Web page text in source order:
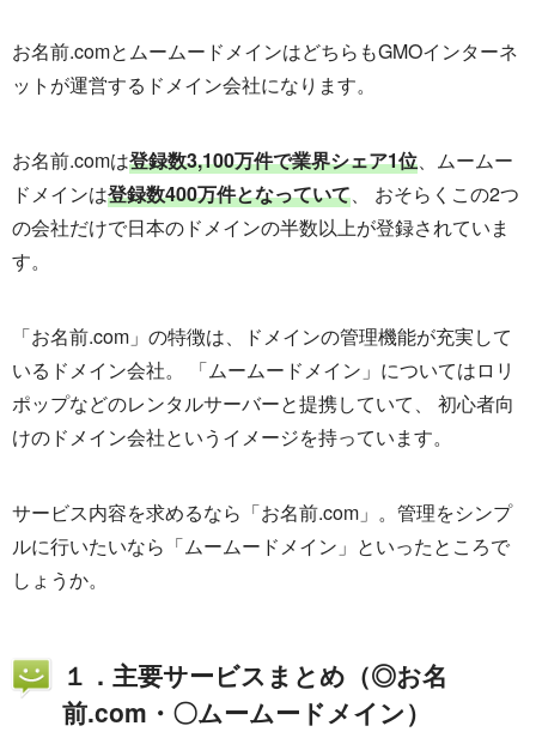
お名前.comとムームードメインはどちらもGMOインターネ
ットが運営するドメイン会社になります。
お名前.comは登録数3,100万件で業界シェア1位、ムームー
ドメインは登録数400万件となっていて、 おそらくこの2つ
の会社だけで日本のドメインの半数以上が登録されていま
す。
「お名前.com」の特徴は、ドメインの管理機能が充実して
いるドメイン会社。 「ムームードメイン」についてはロリ
ポップなどのレンタルサーバーと提携していて、 初心者向
けのドメイン会社というイメージを持っています。
サービス内容を求めるなら「お名前.com」。管理をシンプ
ルに行いたいなら「ムームードメイン」といったところで
しょうか。
１．主要サービスまとめ（◎お名
前.com・〇ムームードメイン）